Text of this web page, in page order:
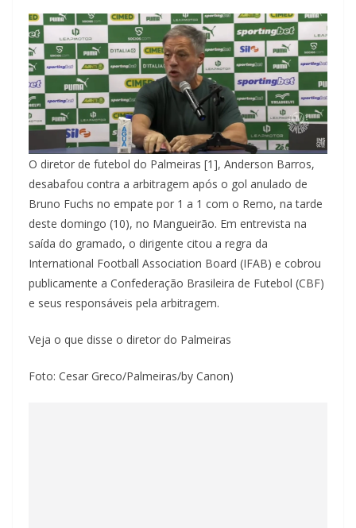
O diretor de futebol do Palmeiras [1], Anderson Barros,
desabafou contra a arbitragem após o gol anulado de
Bruno Fuchs no empate por 1 a 1 com o Remo, na tarde
deste domingo (10), no Mangueirão. Em entrevista na
saída do gramado, o dirigente citou a regra da
International Football Association Board (IFAB) e cobrou
publicamente a Confederação Brasileira de Futebol (CBF)
e seus responsáveis pela arbitragem.
Veja o que disse o diretor do Palmeiras
Foto: Cesar Greco/Palmeiras/by Canon)